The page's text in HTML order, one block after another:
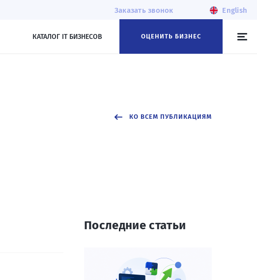
Заказать звонок English
КАТАЛОГ IT БИЗНЕСОВ ОЦЕНИТЬ БИЗНЕС
КО ВСЕМ ПУБЛИКАЦИЯМ
Последние статьи